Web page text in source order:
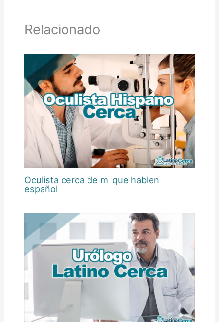
Relacionado
Oculista cerca de mi que hablen
español